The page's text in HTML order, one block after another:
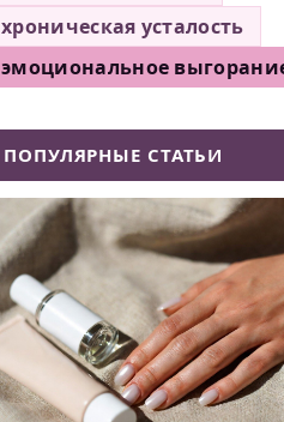
хроническая усталость
эмоциональное
ПОПУЛЯРНЫЕ СТАТЬИ